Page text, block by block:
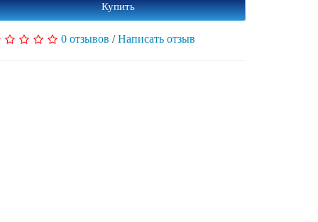
Купить
0 отзывов /Написать отзыв